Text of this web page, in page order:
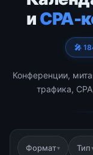
и CPA-
🎤
Конференции,
трафика,
Формат▾ Тип